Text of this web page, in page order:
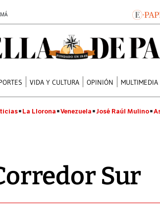
VIDA Y CULTURA OPINIÓN MULTIMEDIA
La Llorona Venezuela José Raúl Mulino
Sur